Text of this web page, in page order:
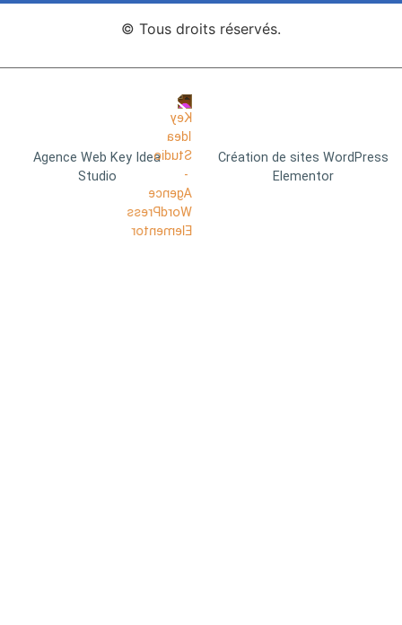
© Tous droits réservés.
Agence Web Key Idea
Studio
Création de sites WordPress
Elementor